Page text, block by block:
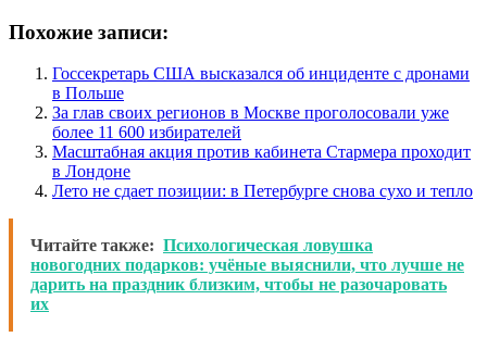
Похожие записи:
Госсекретарь США высказался об инциденте с дронами
в Польше
За глав своих регионов в Москве проголосовали уже
более 11 600 избирателей
Масштабная акция против кабинета Стармера проходит
в Лондоне
Лето не сдает позиции: в Петербурге снова сухо и тепло
Читайте также: Психологическая ловушка
новогодних подарков: учёные выяснили, что лучше не
дарить на праздник близким, чтобы не разочаровать
их